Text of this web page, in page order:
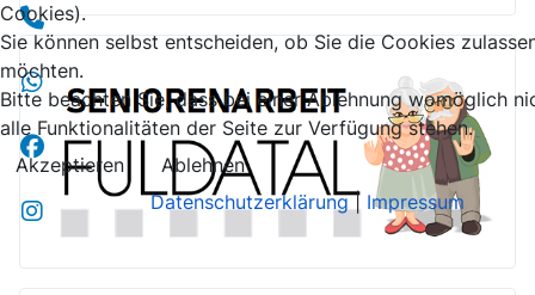
Cookies).
Sie können selbst entscheiden, ob Sie die Cookies
möchten.
Bitte beachten Sie, dass bei einer Ablehnung womöglich
alle Funktionalitäten der Seite zur Verfügung stehen.
Akzeptieren
Ablehnen
Datenschutzerklärung| Impressum